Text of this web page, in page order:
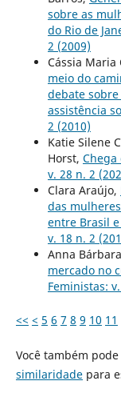
sobre as
do Rio de
2 (2009)
Cássia Maria
meio do
debate
assistência
2 (2010)
Katie Silene
Horst, Chega
v. 28 n. 2
Clara Araújo,
das
entre Brasil
v. 18 n. 2
Anna
mercado no
Feministas:
<< < 5 6 7 8 9 10 11
Você também pode
similaridadepara